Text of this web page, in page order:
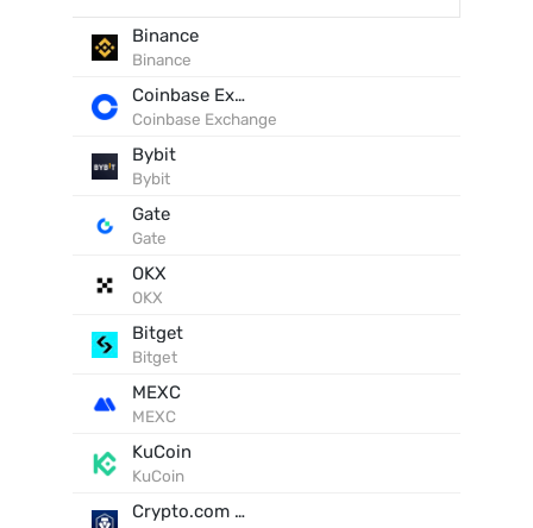
Binance
Binance
Coinbase Exchange
Coinbase Exchange
Bybit
Bybit
Gate
Gate
OKX
OKX
Bitget
Bitget
MEXC
MEXC
KuCoin
KuCoin
Crypto.com Exchange